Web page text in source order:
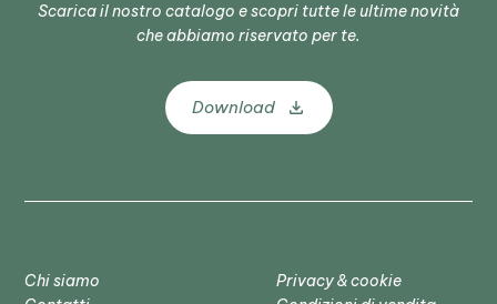
Scarica il nostro catalogo e scopri tutte le ultime novità
che abbiamo riservato per te.
Download
Chi siamo
Privacy & cookie